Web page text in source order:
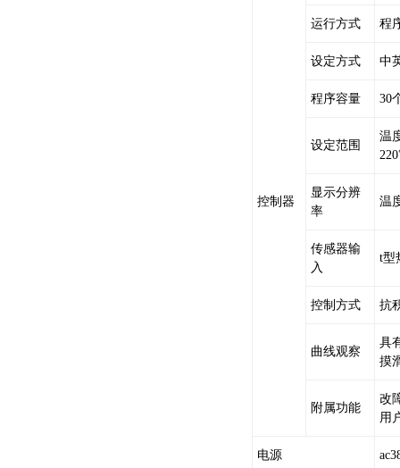
控制器
运行方式 程
设定方式 中
程序容量 30
设定范围
温
显示分辨
率
温
传感器输
入
t型
控制方式 抗
曲线观察
具
摸
附属功能
改
用
电源